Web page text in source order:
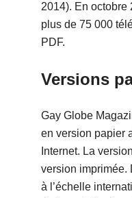
2014). En octobre
plus de 75 000
PDF.
Versions
Gay Globe
en version papier
Internet. La
version imprimée.
à l’échelle